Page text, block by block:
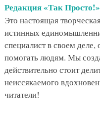
Редакция «Так Просто!»
Это настоящая
истинных
специалист в своем
помогать людям. Мы
действительно стоит
неиссякаемого
читатели!